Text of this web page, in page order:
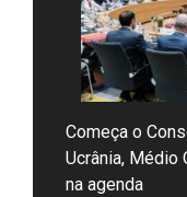
Começa o
Ucrânia, Médio
na agenda